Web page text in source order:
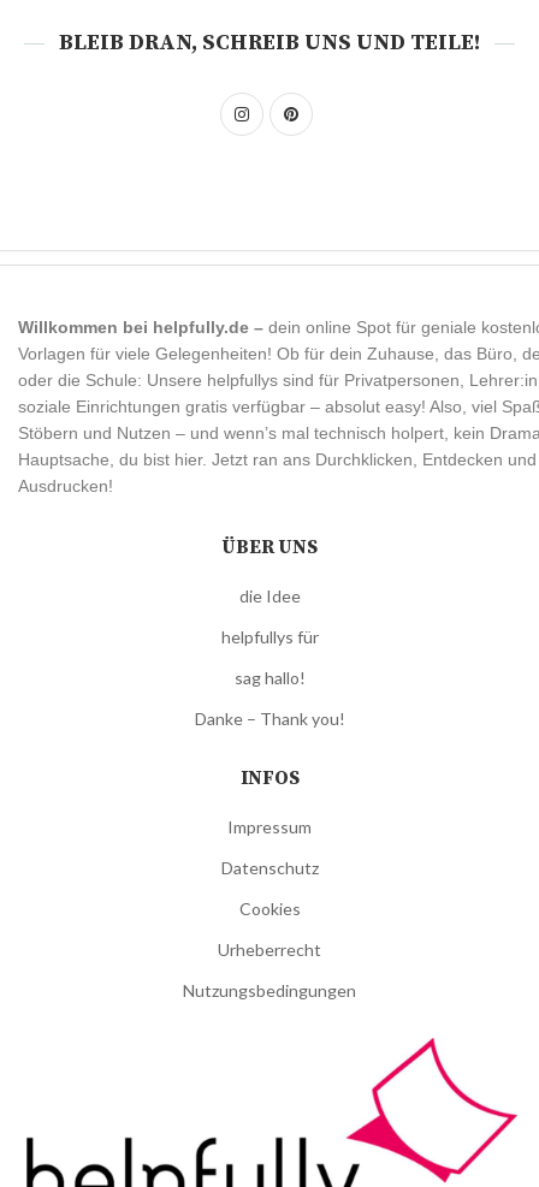
BLEIB DRAN, SCHREIB UNS UND TEILE!
Willkommen bei helpfully.de – dein online Spot für geniale
Vorlagen für viele Gelegenheiten! Ob für dein Zuhause, das Büro,
oder die Schule: Unsere helpfullys sind für Privatpersonen,
soziale Einrichtungen gratis verfügbar – absolut easy! Also, viel
Stöbern und Nutzen – und wenn’s mal technisch holpert, kein
Hauptsache, du bist hier. Jetzt ran ans Durchklicken, Entdecken
Ausdrucken!
ÜBER UNS
die Idee
helpfullys für
sag hallo!
Danke – Thank you!
INFOS
Impressum
Datenschutz
Cookies
Urheberrecht
Nutzungsbedingungen